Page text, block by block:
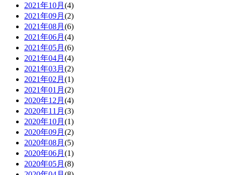
2021年10月 (4)
2021年09月 (2)
2021年08月 (6)
2021年06月 (4)
2021年05月 (6)
2021年04月 (4)
2021年03月 (2)
2021年02月 (1)
2021年01月 (2)
2020年12月 (4)
2020年11月 (3)
2020年10月 (1)
2020年09月 (2)
2020年08月 (5)
2020年06月 (1)
2020年05月 (8)